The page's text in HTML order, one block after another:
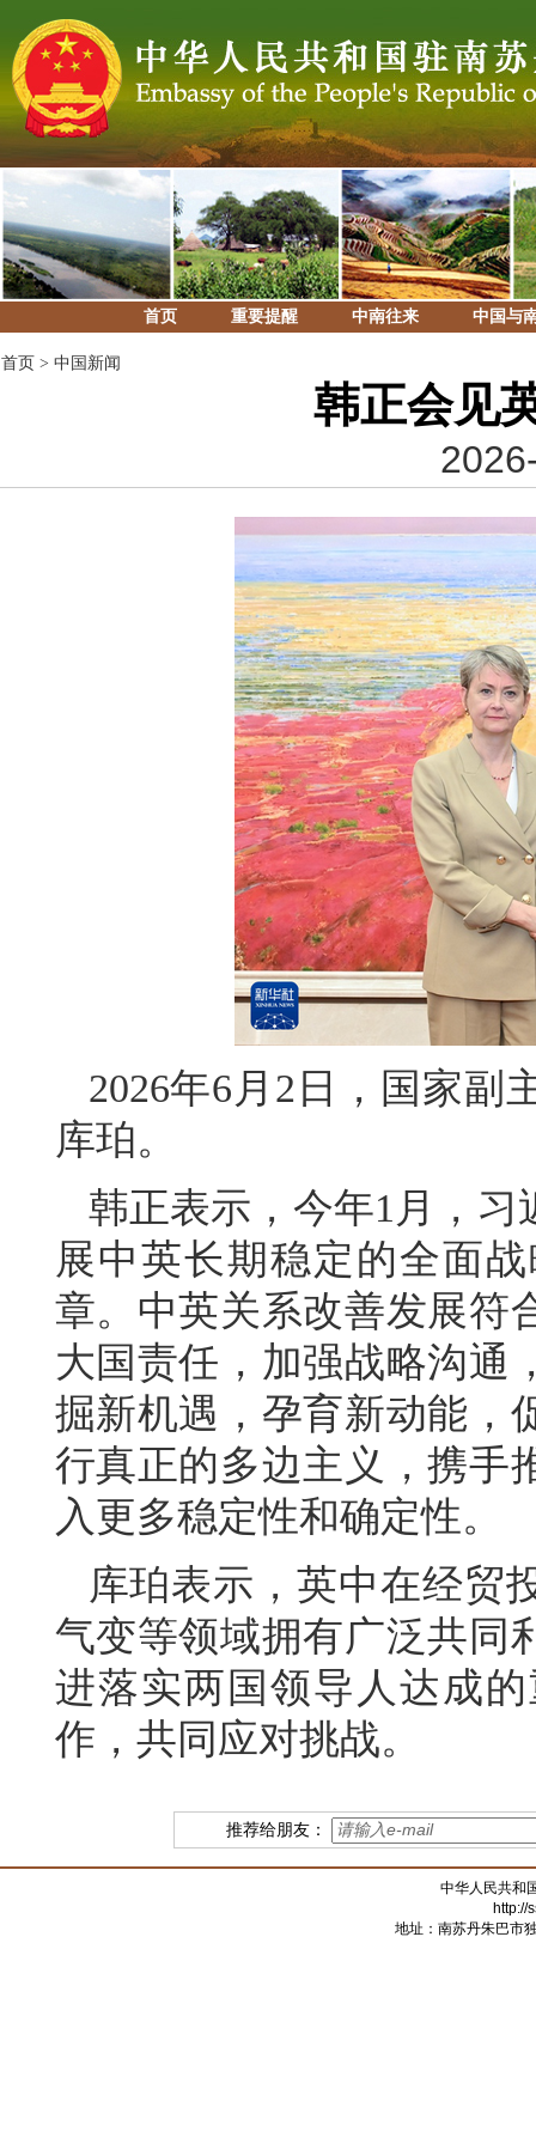
首页 重要提醒 中南往来 中国与
首页 > 中国新闻
韩正会见
2026年6月2日，国家副
库珀。
韩正表示，今年1月，
展中英长期稳定的全面
章。中英关系改善发展符
大国责任，加强战略沟通
掘新机遇，孕育新动能，
行真正的多边主义，携手
入更多稳定性和确定性。
库珀表示，英中在经贸
气变等领域拥有广泛共同
进落实两国领导人达成
作，共同应对挑战。
推荐给朋友：
中华人民共和
http://
地址：南苏丹朱巴市